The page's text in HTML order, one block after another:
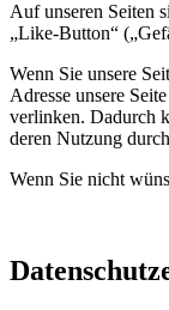
Auf unseren Seiten
„Like-Button“
Wenn Sie unsere
Adresse unsere
verlinken. Dadurch
deren Nutzung
Wenn Sie nicht